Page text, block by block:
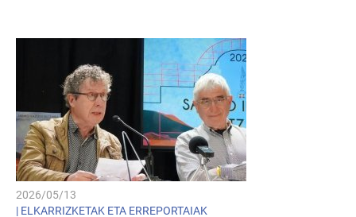
2026/05/13
| ELKARRIZKETAK ETA ERREPORTAIAK